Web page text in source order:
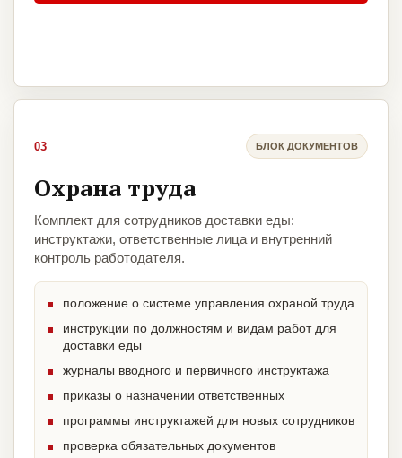
03 БЛОК ДОКУМЕНТОВ
Охрана труда
Комплект для сотрудников доставки еды:
инструктажи, ответственные лица и внутренний
контроль работодателя.
положение о системе управления охраной труда
инструкции по должностям и видам работ для
доставки еды
журналы вводного и первичного инструктажа
приказы о назначении ответственных
программы инструктажей для новых сотрудников
проверка обязательных документов